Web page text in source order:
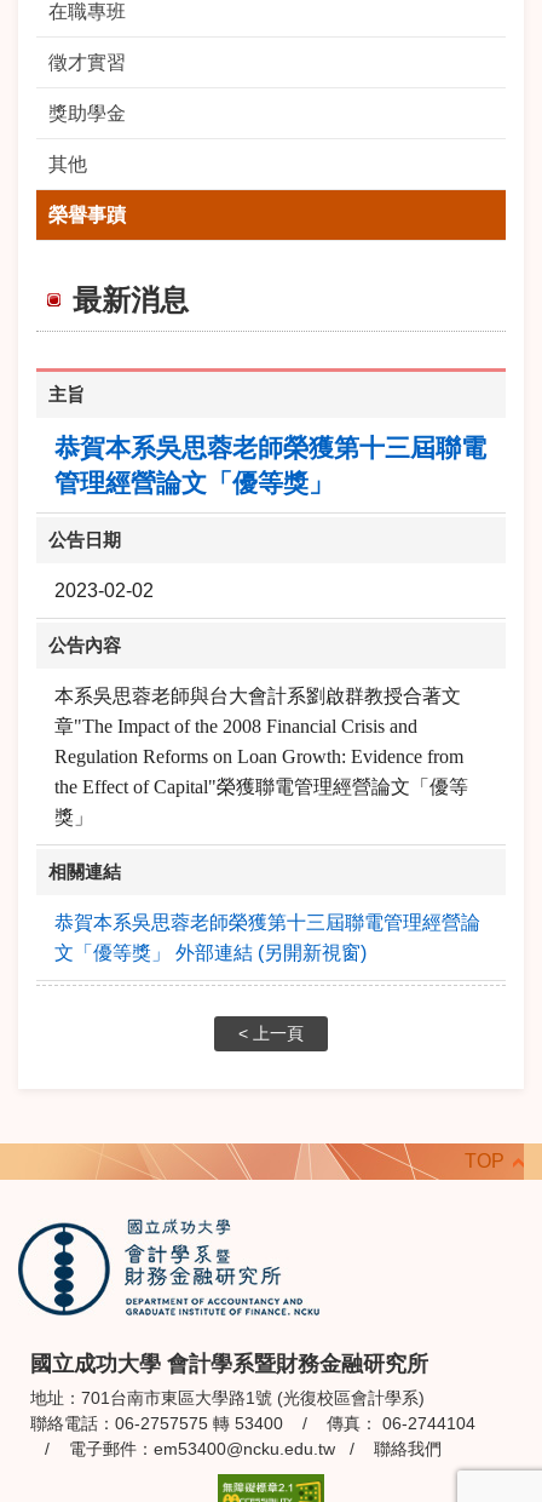
在職專班
徵才實習
獎助學金
其他
榮譽事蹟
最新消息
主旨
恭賀本系吳思蓉老師榮獲第十三屆聯電
管理經營論文「優等獎」
公告日期
2023-02-02
公告內容
本系吳思蓉老師與台大會計系劉啟群教授合著文
章"The Impact of the 2008 Financial Crisis and
Regulation Reforms on Loan Growth: Evidence from
the Effect of Capital"榮獲聯電管理經營論文「優等
獎」
相關連結
恭賀本系吳思蓉老師榮獲第十三屆聯電管理經營論
文「優等獎」 外部連結 (另開新視窗)
< 上一頁
TOP
國立成功大學 會計學系暨財務金融研究所
地址：701台南市東區大學路1號 (光復校區會計學系)
聯絡電話：06-2757575 轉 53400 / 傳真： 06-2744104
/ 電子郵件： em53400@ncku.edu.tw / 聯絡我們